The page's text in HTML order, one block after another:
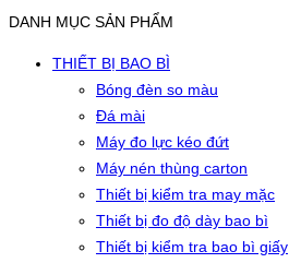
DANH MỤC SẢN PHẨM
THIẾT BỊ BAO BÌ
Bóng đèn so màu
Đá mài
Máy đo lực kéo đứt
Máy nén thùng carton
Thiết bị kiểm tra may mặc
Thiết bị đo độ dày bao bì
Thiết bị kiểm tra bao bì giấy